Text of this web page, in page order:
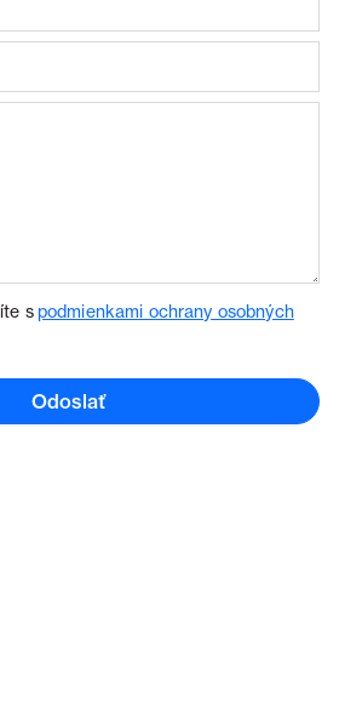
spodmienkami ochrany osobných
Odoslať